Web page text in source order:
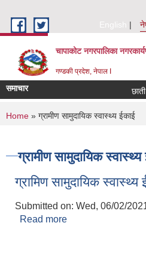
English
चापाकोट नगरपालिका
गण्डकी प्रदेश, नेपाल I
समाचार छाती
You are here
Home » ग्रामीण सामुदायिक स्वास्थ्य ईकाई
ग्रामीण सामुदायिक स्वास्थ्य
ग्रामिण सामुदायिक स्वास्थ्य
Submitted on: Wed, 06/02/
Read more